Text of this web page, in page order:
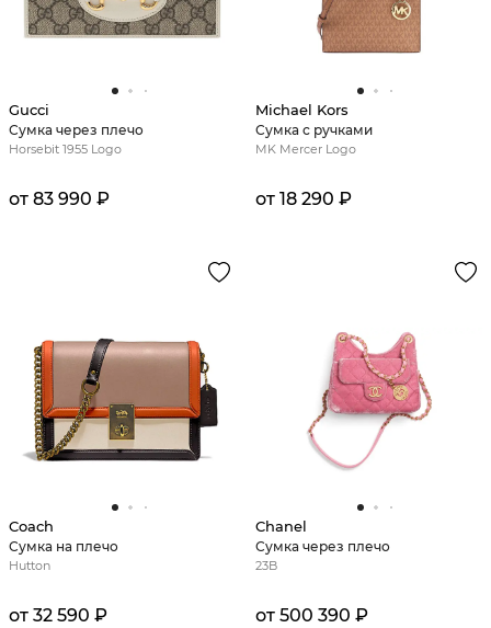
Gucci
Сумка через плечо
Horsebit 1955 Logo
от 83 990 ₽
Michael Kors
Сумка с ручками
MK Mercer Logo
от 18 290 ₽
Coach
Сумка на плечо
Hutton
от 32 590 ₽
Chanel
Сумка через плечо
23B
от 500 390 ₽